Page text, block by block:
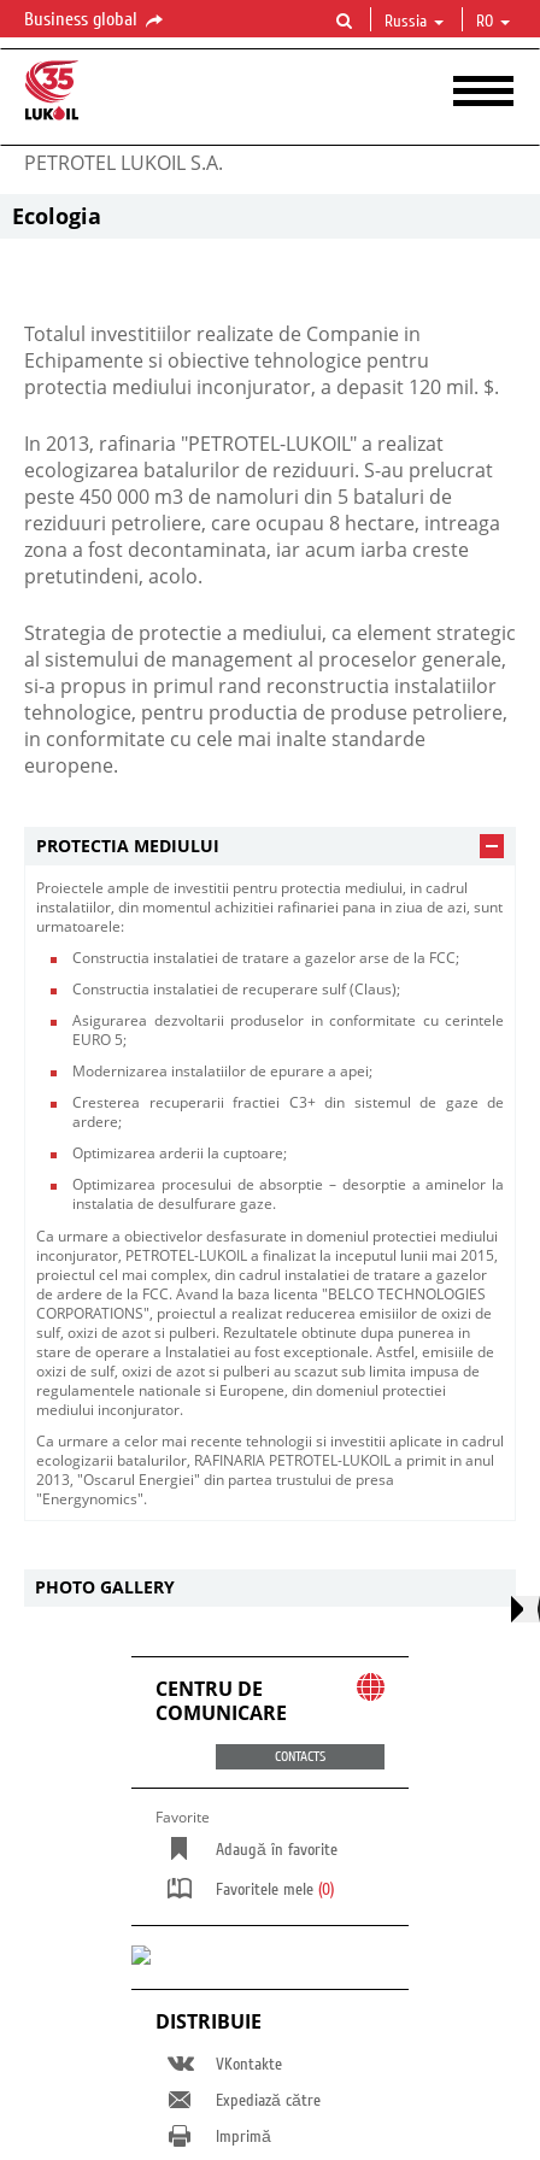
Business global Russia RO
PETROTEL LUKOIL S.A.
Ecologia
Totalul investitiilor realizate de Companie in
Echipamente si obiective tehnologice pentru
protectia mediului inconjurator, a depasit 120 mil. $.
In 2013, rafinaria "PETROTEL-LUKOIL" a realizat
ecologizarea batalurilor de reziduuri. S-au prelucrat
peste 450 000 m3 de namoluri din 5 bataluri de
reziduuri petroliere, care ocupau 8 hectare, intreaga
zona a fost decontaminata, iar acum iarba creste
pretutindeni, acolo.
Strategia de protectie a mediului, ca element strategic
al sistemului de management al proceselor generale,
si-a propus in primul rand reconstructia instalatiilor
tehnologice, pentru productia de produse petroliere,
in conformitate cu cele mai inalte standarde
europene.
PROTECTIA MEDIULUI
Proiectele ample de investitii pentru protectia mediului, in cadrul
instalatiilor, din momentul achizitiei rafinariei pana in ziua de azi, sunt
urmatoarele:
Constructia instalatiei de tratare a gazelor arse de la FCC;
Constructia instalatiei de recuperare sulf (Claus);
Asigurarea dezvoltarii produselor in conformitate cu cerintele
EURO 5;
Modernizarea instalatiilor de epurare a apei;
Cresterea recuperarii fractiei C3+ din sistemul de gaze de
ardere;
Optimizarea arderii la cuptoare;
Optimizarea procesului de absorptie – desorptie a aminelor la
instalatia de desulfurare gaze.
Ca urmare a obiectivelor desfasurate in domeniul protectiei mediului
inconjurator, PETROTEL-LUKOIL a finalizat la inceputul lunii mai 2015,
proiectul cel mai complex, din cadrul instalatiei de tratare a gazelor
de ardere de la FCC. Avand la baza licenta "BELCO TECHNOLOGIES
CORPORATIONS", proiectul a realizat reducerea emisiilor de oxizi de
sulf, oxizi de azot si pulberi. Rezultatele obtinute dupa punerea in
stare de operare a Instalatiei au fost exceptionale. Astfel, emisiile de
oxizi de sulf, oxizi de azot si pulberi au scazut sub limita impusa de
regulamentele nationale si Europene, din domeniul protectiei
mediului inconjurator.
Ca urmare a celor mai recente tehnologii si investitii aplicate in cadrul
ecologizarii batalurilor, RAFINARIA PETROTEL-LUKOIL a primit in anul
2013, "Oscarul Energiei" din partea trustului de presa
"Energynomics".
PHOTO GALLERY
CENTRU DE
COMUNICARE
CONTACTS
Favorite
Adaugă în favorite
Favoritele mele (0)
DISTRIBUIE
VKontakte
Expediază către
Imprimă